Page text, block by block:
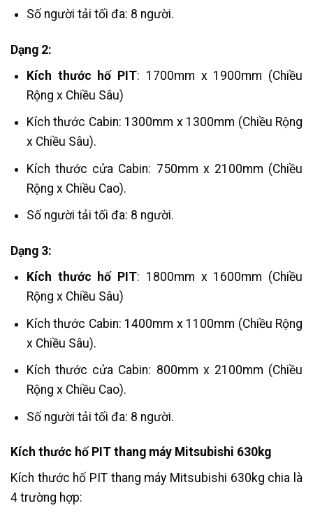
Số người tải tối đa: 8 người.
Dạng 2:
Kích thước hố PIT: 1700mm x 1900mm (Chiều
Rộng x Chiều Sâu)
Kích thước Cabin: 1300mm x 1300mm (Chiều Rộng
x Chiều Sâu).
Kích thước cửa Cabin: 750mm x 2100mm (Chiều
Rộng x Chiều Cao).
Số người tải tối đa: 8 người.
Dạng 3:
Kích thước hố PIT: 1800mm x 1600mm (Chiều
Rộng x Chiều Sâu)
Kích thước Cabin: 1400mm x 1100mm (Chiều Rộng
x Chiều Sâu).
Kích thước cửa Cabin: 800mm x 2100mm (Chiều
Rộng x Chiều Cao).
Số người tải tối đa: 8 người.
Kích thước hố PIT thang máy Mitsubishi 630kg
Kích thước hố PIT thang máy Mitsubishi 630kg chia là
4 trường hợp: